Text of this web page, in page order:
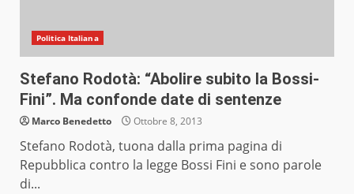
Politica Italiana
Stefano Rodotà: “Abolire subito la Bossi-
Fini”. Ma confonde date di sentenze
Marco Benedetto Ottobre 8, 2013
Stefano Rodotà, tuona dalla prima pagina di
Repubblica contro la legge Bossi Fini e sono parole
di...